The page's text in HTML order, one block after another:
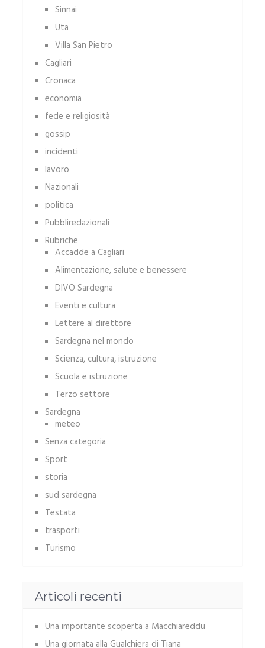
Sinnai
Uta
Villa San Pietro
Cagliari
Cronaca
economia
fede e religiosità
gossip
incidenti
lavoro
Nazionali
politica
Pubbliredazionali
Rubriche
Accadde a Cagliari
Alimentazione, salute e benessere
DIVO Sardegna
Eventi e cultura
Lettere al direttore
Sardegna nel mondo
Scienza, cultura, istruzione
Scuola e istruzione
Terzo settore
Sardegna
meteo
Senza categoria
Sport
storia
sud sardegna
Testata
trasporti
Turismo
Articoli recenti
Una importante scoperta a Macchiareddu
Una giornata alla Gualchiera di Tiana